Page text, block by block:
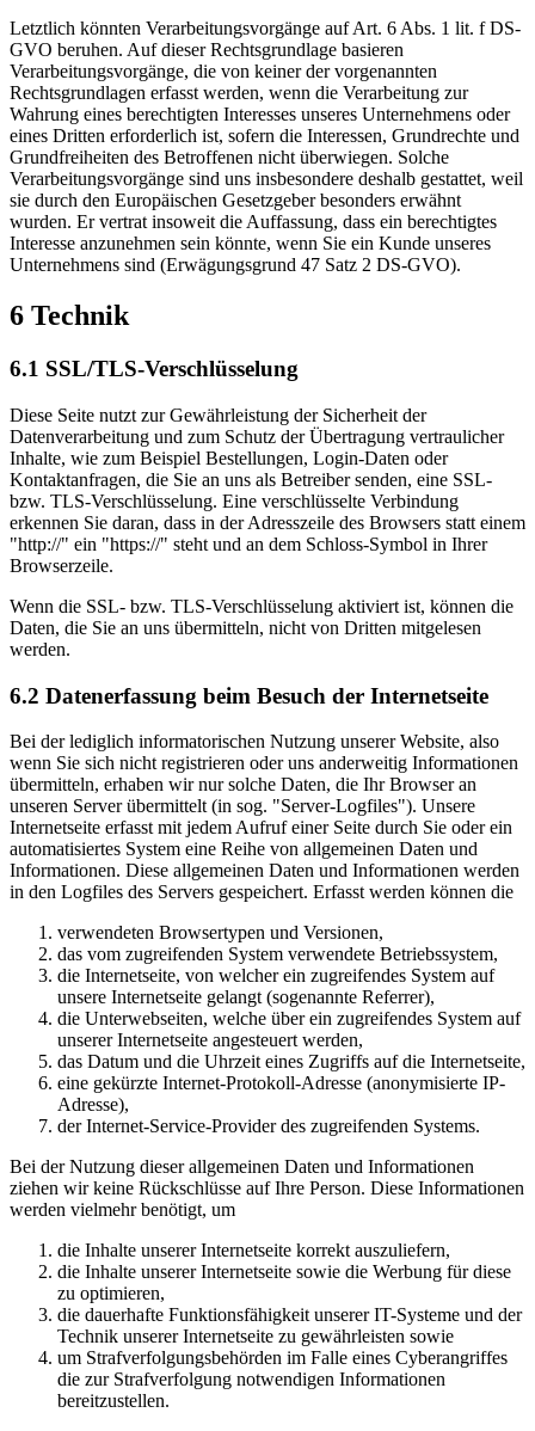
Letztlich könnten Verarbeitungsvorgänge auf Art. 6 Abs. 1 lit. f DS-
GVO beruhen. Auf dieser Rechtsgrundlage basieren
Verarbeitungsvorgänge, die von keiner der vorgenannten
Rechtsgrundlagen erfasst werden, wenn die Verarbeitung zur
Wahrung eines berechtigten Interesses unseres Unternehmens oder
eines Dritten erforderlich ist, sofern die Interessen, Grundrechte und
Grundfreiheiten des Betroffenen nicht überwiegen. Solche
Verarbeitungsvorgänge sind uns insbesondere deshalb gestattet, weil
sie durch den Europäischen Gesetzgeber besonders erwähnt
wurden. Er vertrat insoweit die Auffassung, dass ein berechtigtes
Interesse anzunehmen sein könnte, wenn Sie ein Kunde unseres
Unternehmens sind (Erwägungsgrund 47 Satz 2 DS-GVO).
6 Technik
6.1 SSL/TLS-Verschlüsselung
Diese Seite nutzt zur Gewährleistung der Sicherheit der
Datenverarbeitung und zum Schutz der Übertragung vertraulicher
Inhalte, wie zum Beispiel Bestellungen, Login-Daten oder
Kontaktanfragen, die Sie an uns als Betreiber senden, eine SSL-
bzw. TLS-Verschlüsselung. Eine verschlüsselte Verbindung
erkennen Sie daran, dass in der Adresszeile des Browsers statt einem
"http://" ein "https://" steht und an dem Schloss-Symbol in Ihrer
Browserzeile.
Wenn die SSL- bzw. TLS-Verschlüsselung aktiviert ist, können die
Daten, die Sie an uns übermitteln, nicht von Dritten mitgelesen
werden.
6.2 Datenerfassung beim Besuch der Internetseite
Bei der lediglich informatorischen Nutzung unserer Website, also
wenn Sie sich nicht registrieren oder uns anderweitig Informationen
übermitteln, erhaben wir nur solche Daten, die Ihr Browser an
unseren Server übermittelt (in sog. "Server-Logfiles"). Unsere
Internetseite erfasst mit jedem Aufruf einer Seite durch Sie oder ein
automatisiertes System eine Reihe von allgemeinen Daten und
Informationen. Diese allgemeinen Daten und Informationen werden
in den Logfiles des Servers gespeichert. Erfasst werden können die
verwendeten Browsertypen und Versionen,
das vom zugreifenden System verwendete Betriebssystem,
die Internetseite, von welcher ein zugreifendes System auf
unsere Internetseite gelangt (sogenannte Referrer),
die Unterwebseiten, welche über ein zugreifendes System auf
unserer Internetseite angesteuert werden,
das Datum und die Uhrzeit eines Zugriffs auf die Internetseite,
eine gekürzte Internet-Protokoll-Adresse (anonymisierte IP-
Adresse),
der Internet-Service-Provider des zugreifenden Systems.
Bei der Nutzung dieser allgemeinen Daten und Informationen
ziehen wir keine Rückschlüsse auf Ihre Person. Diese Informationen
werden vielmehr benötigt, um
die Inhalte unserer Internetseite korrekt auszuliefern,
die Inhalte unserer Internetseite sowie die Werbung für diese
zu optimieren,
die dauerhafte Funktionsfähigkeit unserer IT-Systeme und der
Technik unserer Internetseite zu gewährleisten sowie
um Strafverfolgungsbehörden im Falle eines Cyberangriffes
die zur Strafverfolgung notwendigen Informationen
bereitzustellen.